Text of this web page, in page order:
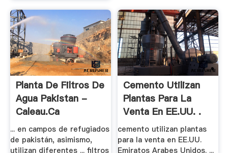
Planta De Filtros De
Agua Pakistan -
Caleau.ca
... en campos de refugiados
de pakistán, asimismo,
utilizan diferentes ... filtros
Cemento Utilizan
Plantas Para La
Venta En EE.UU. .
cemento utilizan plantas
para la venta en EE.UU.
Emiratos Arabes Unidos. ...